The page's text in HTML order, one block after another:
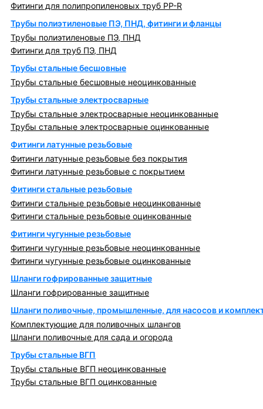
Фитинги для полипропиленовых труб PP-R
Трубы полиэтиленовые ПЭ, ПНД, фитинги и фланцы
Трубы полиэтиленовые ПЭ, ПНД
Фитинги для труб ПЭ, ПНД
Трубы стальные бесшовные
Трубы стальные бесшовные неоцинкованные
Трубы стальные электросварные
Трубы стальные электросварные неоцинкованные
Трубы стальные электросварные оцинкованные
Фитинги латунные резьбовые
Фитинги латунные резьбовые без покрытия
Фитинги латунные резьбовые с покрытием
Фитинги стальные резьбовые
Фитинги стальные резьбовые неоцинкованные
Фитинги стальные резьбовые оцинкованные
Фитинги чугунные резьбовые
Фитинги чугунные резьбовые неоцинкованные
Фитинги чугунные резьбовые оцинкованные
Шланги гофрированные защитные
Шланги гофрированные защитные
Шланги поливочные, промышленные, для насосов и
Комплектующие для поливочных шлангов
Шланги поливочные для сада и огорода
Трубы стальные ВГП
Трубы стальные ВГП неоцинкованные
Трубы стальные ВГП оцинкованные